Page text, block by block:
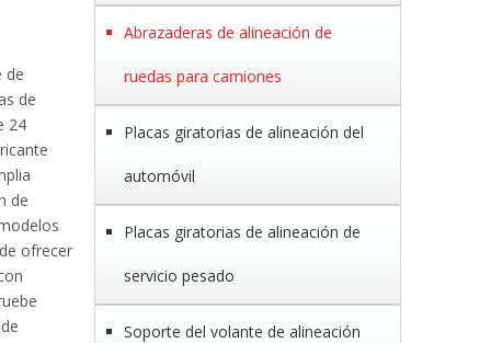
de
de
24
de
ofrecer
Abrazaderas de alineación de
ruedas para camiones
Placas giratorias de alineación del
automóvil
Placas giratorias de alineación de
servicio pesado
Soporte del volante de alineación